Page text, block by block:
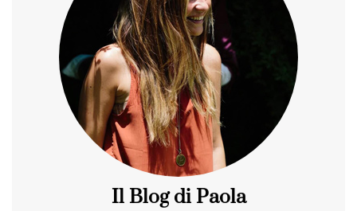
Il Blog di Paola